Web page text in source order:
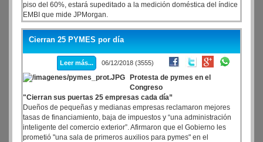
piso del 60%, estará supeditado a la medición doméstica del índice
EMBI que mide JPMorgan.
Cierran 25 PYMES por día
Leer más... 06/12/2018 (3555)
Protesta de pymes en el
Congreso
"Cierran sus puertas 25 empresas cada día”
Dueños de pequeñas y medianas empresas reclamaron mejores
tasas de financiamiento, baja de impuestos y “una administración
inteligente del comercio exterior”. Afirmaron que el Gobierno les
prometió "una sala de primeros auxilios para pymes" en el